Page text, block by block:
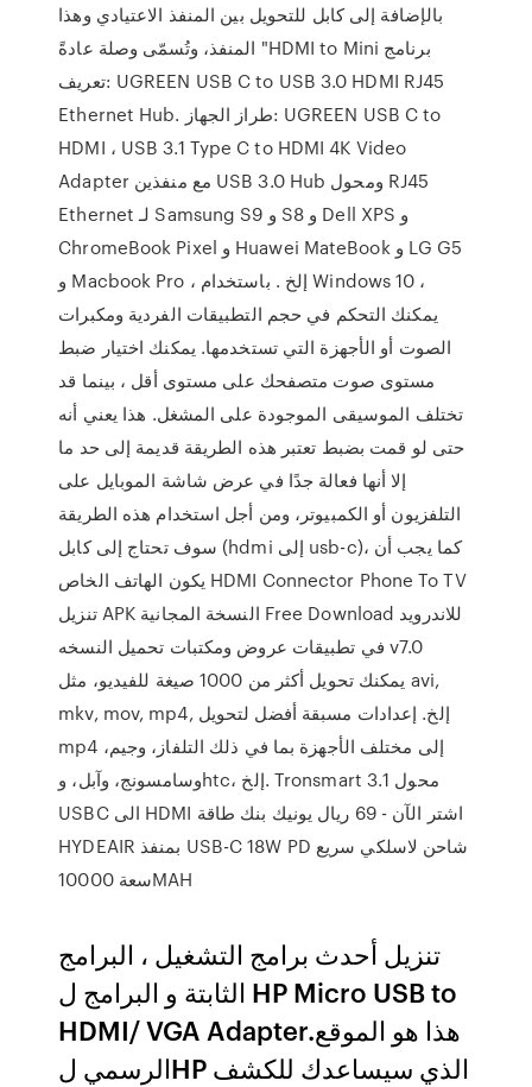
بالإضافة إلى كابل للتحويل بين المنفذ الاعتيادي وهذا
المنفذ، وتُسمّى وصلة عادةً "HDMI to Mini برنامج
تعريف: UGREEN USB C to USB 3.0 HDMI RJ45
Ethernet Hub. طراز الجهاز: UGREEN USB C to
HDMI ، USB 3.1 Type C to HDMI 4K Video
Adapter مع منفذين USB 3.0 Hub ومحول RJ45
Ethernet لـ Samsung S9 و S8 و Dell XPS و
ChromeBook Pixel و Huawei MateBook و LG G5
و Macbook Pro ، إلخ . باستخدام Windows 10 ،
يمكنك التحكم في حجم التطبيقات الفردية ومكبرات
الصوت أو الأجهزة التي تستخدمها. يمكنك اختيار ضبط
مستوى صوت متصفحك على مستوى أقل ، بينما قد
تختلف الموسيقى الموجودة على المشغل. هذا يعني أنه
حتى لو قمت بضبط تعتبر هذه الطريقة قديمة إلى حد ما
إلا أنها فعالة جدًا في عرض شاشة الموبايل على
التلفزيون أو الكمبيوتر، ومن أجل استخدام هذه الطريقة
سوف تحتاج إلى كابل (hdmi إلى usb-c)، كما يجب أن
يكون الهاتف الخاص HDMI Connector Phone To TV
تنزيل APK النسخة المجانية Free Download للاندرويد
في تطبيقات عروض ومكتبات تحميل النسخه v7.0
يمكنك تحويل أكثر من 1000 صيغة للفيديو، مثل avi,
mkv, mov, mp4, إلخ. إعدادات مسبقة أفضل لتحويل
mp4 إلى مختلف الأجهزة بما في ذلك التلفاز، وجيم،
وسامسونج، وآبل، وhtc، إلخ. Tronsmart محول 3.1
USBC الى HDMI اشتر الآن - 69 ريال يونيك بنك طاقة
HYDEAIR بمنفذ USB-C 18W PD شاحن لاسلكي سريع
سعة 10000MAH
تنزيل أحدث برامج التشغيل ، البرامج
الثابتة و البرامج ل HP Micro USB to
HDMI/ VGA Adapter.هذا هو الموقع
الرسمي لHP الذي سيساعدك للكشف